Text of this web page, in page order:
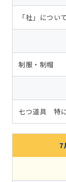
「社」につい
制服・制帽
七つ道具 特に
7